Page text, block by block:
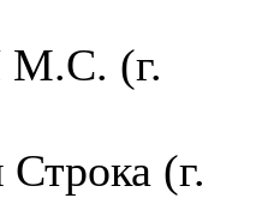
М.С. (г.
(г.